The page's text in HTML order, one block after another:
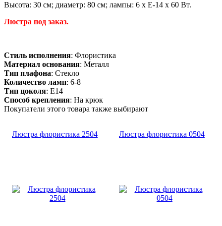
Высота: 30 см; диаметр: 80 см; лампы: 6 х Е-14 х 60 Вт.
Люстра под заказ.
Стиль исполнения: Флористика
Материал основания: Металл
Тип плафона: Стекло
Количество ламп: 6-8
Тип цоколя: E14
Способ крепления: На крюк
Покупатели этого товара также выбирают
Люстра флористика 2504 Люстра флористика 0504